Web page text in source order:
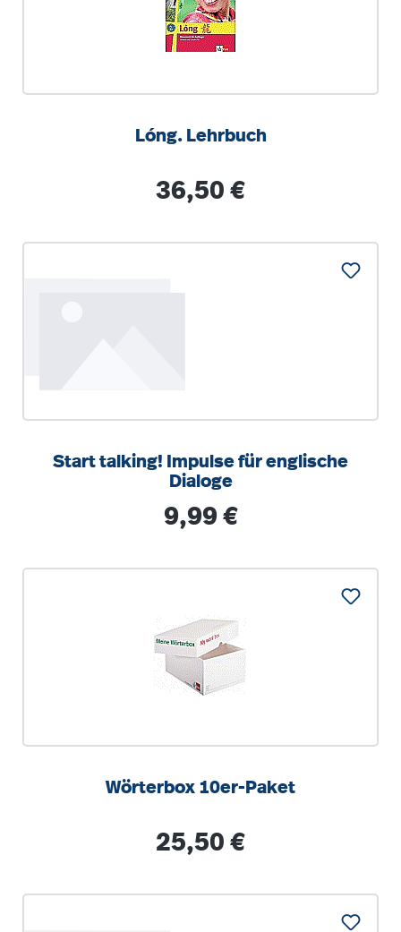
Lóng. Lehrbuch
Regulärer Preis:
36,50 €
Start talking! Impulse für englische
Dialoge
Regulärer Preis:
9,99 €
Wörterbox 10er-Paket
Regulärer Preis:
25,50 €